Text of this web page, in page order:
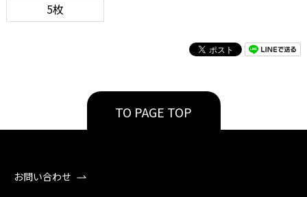
5枚
TO PAGE TOP
お問い合わせ